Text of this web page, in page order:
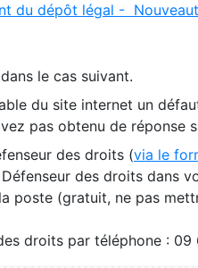
du dépôt légal -
le cas suivant.
du site internet un
pas obtenu de réponse
des droits (via le
des droits dans
poste (gratuit, ne pas
droits par téléphone :